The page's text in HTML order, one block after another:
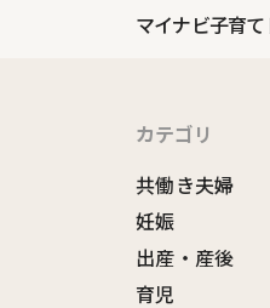
マイナビ子育
カテゴリ
共働き夫婦
妊娠
出産・産後
育児